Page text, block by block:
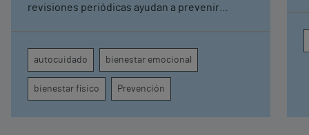
revisiones periódicas ayudan a prevenir
autocuidado bienestar emocional
bienestar físico Prevención